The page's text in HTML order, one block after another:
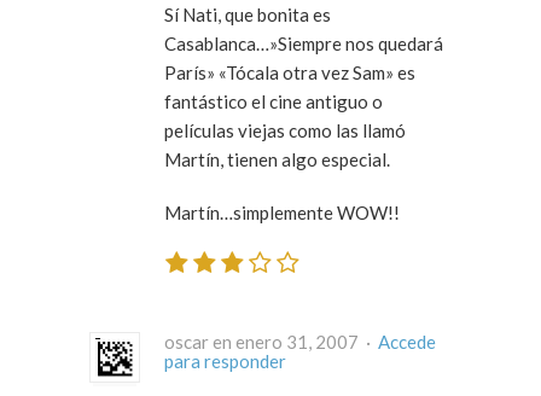
Sí Nati, que bonita es
Casablanca…»Siempre nos quedará
París» «Tócala otra vez Sam» es
fantástico el cine antiguo o
películas viejas como las llamó
Martín, tienen algo especial.
Martín…simplemente WOW!!
oscar en enero 31, 2007 · Accede
para responder